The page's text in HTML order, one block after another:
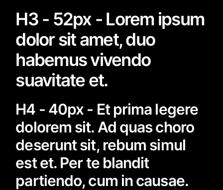
H3 - 52px - Lorem ipsum
dolor sit amet, duo
habemus vivendo
suavitate et.
H4 - 40px - Et prima legere
dolorem sit. Ad quas choro
deserunt sit, rebum simul
est et. Per te blandit
partiendo, cum in causae.